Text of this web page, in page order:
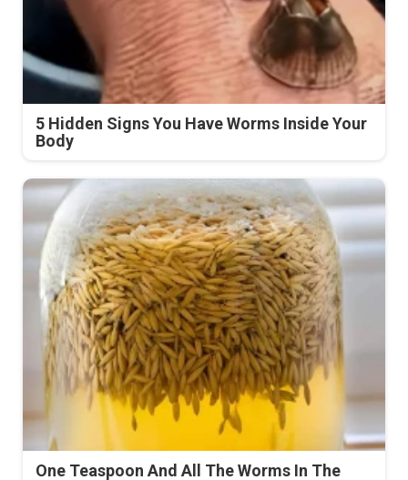
5 Hidden Signs You Have Worms Inside Your
Body
One Teaspoon And All The Worms In The